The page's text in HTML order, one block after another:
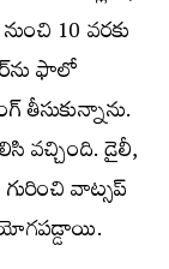
10 వరకు
ఫాలో
వచ్చింది. డైలీ,
గురించి వాట్సప్‌